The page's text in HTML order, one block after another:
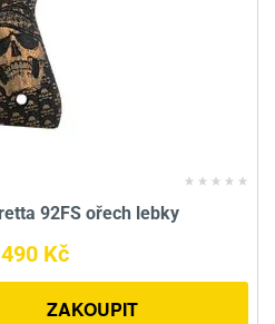
92FS ořech lebky
Kč
ZAKOUPIT